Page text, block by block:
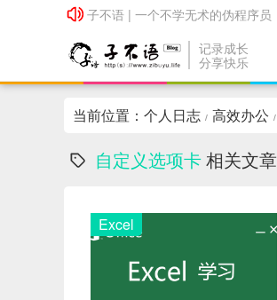
子不语 | 一个不学无术的伪程序员
记录成长
分享快乐
当前位置： 个人日志 / 高效办公 /
自定义选项卡相关文章
Excel